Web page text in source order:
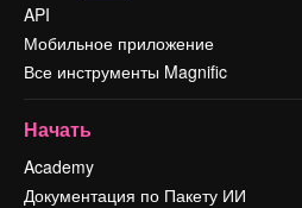
API
Мобильное приложение
Все инструменты Magnific
Начать
Academy
Документация по Пакету ИИ